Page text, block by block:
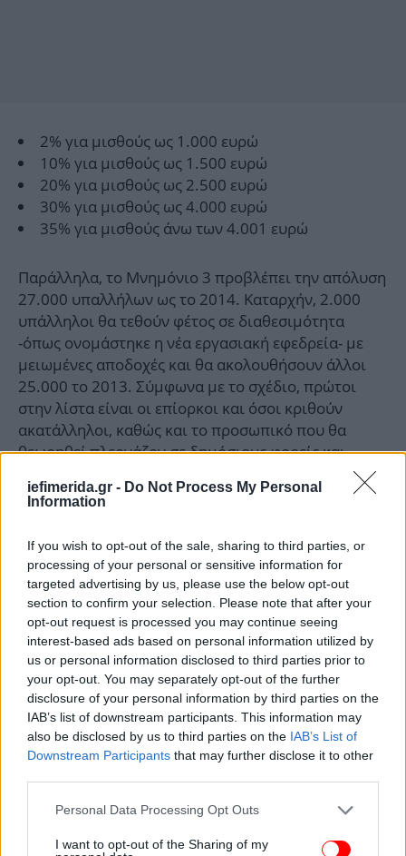
iefimerida.gr - Do Not Process My Personal
Information
If you wish to opt-out of the sale, sharing to third parties, or
processing of your personal or sensitive information for
targeted advertising by us, please use the below opt-out
section to confirm your selection. Please note that after your
opt-out request is processed you may continue seeing
interest-based ads based on personal information utilized by
us or personal information disclosed to third parties prior to
your opt-out. You may separately opt-out of the further
disclosure of your personal information by third parties on the
IAB’s list of downstream participants. This information may
also be disclosed by us to third parties on the IAB’s List of
Downstream Participants that may further disclose it to other
Please note that this website/app uses one or more Google
not limited to your visit or usage behaviour. You may click to
Personal Data Processing Opt Outs
I want to opt-out of the Sharing of my
2% για μισθούς ως 1.000 ευρώ
10% για μισθούς ως 1.500 ευρώ
20% για μισθούς ως 2.500 ευρώ
30% για μισθούς ως 4.000 ευρώ
35% για μισθούς άνω των 4.001 ευρώ
Παράλληλα, το Μνημόνιο 3 προβλέπει την απόλυση
27.000 υπαλλήλων ως το 2014. Καταρχήν, 2.000
υπάλληλοι θα τεθούν φέτος σε διαθεσιμότητα
-όπως ονομάστηκε η νέα εργασιακή εφεδρεία- με
μειωμένες αποδοχές και θα ακολουθήσουν άλλοι
25.000 το 2013. Σύμφωνα με το σχέδιο, πρώτοι
στην λίστα είναι οι επίορκοι και όσοι κριθούν
ακατάλληλοι, καθώς και το προσωπικό που θα
θεωρηθεί πλεονάζον σε δημόσιους φορείς και
συγχωνευθούν.
Συνταξιούχοι: Δώρα τέλος και μαχαίρι σε
συντάξεις άνω των 1000€
Αυξάνεται από το 2013 το γενικό όριο
συνταξιοδότησης από τα 65 στα 67 έτη. Επειδή η
αύξηση του ορίου θα γίνει μέσα σε έναν χρόνο, θα
πληγούν ιδιαίτερα:
ασφαλισμένοι πριν το 1983: οι υπάλληλοι θα δουν
το όριο ηλικίας για συνταξιοδότηση με 35ετία να
αυξάνεται από τα 58 στα 60 έτη. Αντίστοιχα, για
ελεύθερους επαγγελματίες με 35ετία το όριο θα
πάει στα 62 έτη. Για τις γυναίκες, με 15ετία, το όριο
φτάνει στα 62, ενώ για το δημόσιο τομέα η 35ετία
χωρίς όριο ηλικίας γίνεται 37ετία χωρίς όριο.